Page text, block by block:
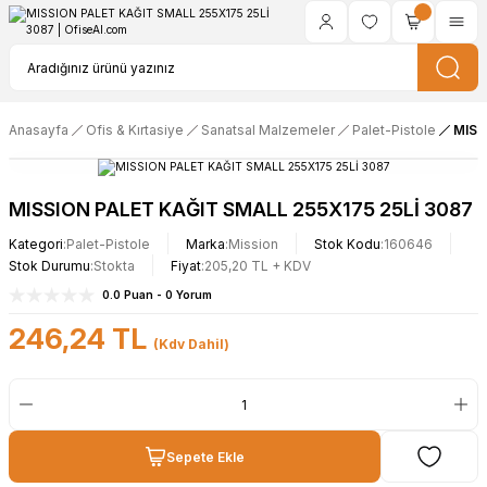
Anasayfa Ofis & Kırtasiye Sanatsal Malzemeler Palet-Pistole
MISSION PALET KAĞIT SMALL 255X175 25Lİ 3087
Kategori Palet-Pistole Marka Mission Stok Kodu 160646
Stok Durumu Stokta Fiyat 205,20 TL + KDV
0.0 Puan - 0 Yorum
246,24 TL (Kdv Dahil)
Sepete Ekle